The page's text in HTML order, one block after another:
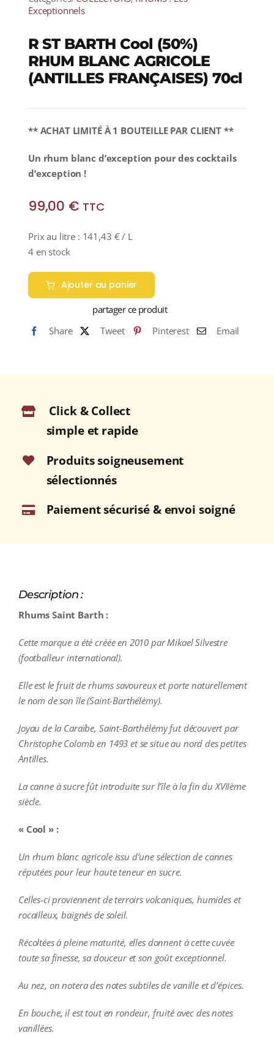
Exceptionnels
R ST BARTH Cool (50%)
RHUM BLANC AGRICOLE
(ANTILLES FRANÇAISES) 70cl
** ACHAT LIMITÉ À 1 BOUTEILLE PAR CLIENT **
Un rhum blanc d’exception pour des cocktails
d’exception !
99,00 € TTC
Prix au litre : 141,43 € / L
4 en stock
Ajouter au panier
partager ce produit
Share
Tweet Pinterest Email
Click & Collect
simple et rapide
Produits soigneusement
sélectionnés
Paiement sécurisé & envoi soigné
Description :
Rhums Saint Barth :
Cette marque a été créée en 2010 par Mikael Silvestre
(footballeur international).
Elle est le fruit de rhums savoureux et porte naturellement
le nom de son île (Saint-Barthélémy).
Joyau de la Caraïbe, Saint-Barthélémy fut découvert par
Christophe Colomb en 1493 et se situe au nord des petites
Antilles.
La canne à sucre fût introduite sur l’île à la fin du XVIIème
siècle.
« Cool » :
Un rhum blanc agricole issu d’une sélection de cannes
réputées pour leur haute teneur en sucre.
Celles-ci proviennent de terroirs volcaniques, humides et
rocailleux, baignés de soleil.
Récoltées à pleine maturité, elles donnent à cette cuvée
toute sa finesse, sa douceur et son goût exceptionnel.
Au nez, on notera des notes subtiles de vanille et d’épices.
En bouche, il est tout en rondeur, fruité avec des notes
vanillées.